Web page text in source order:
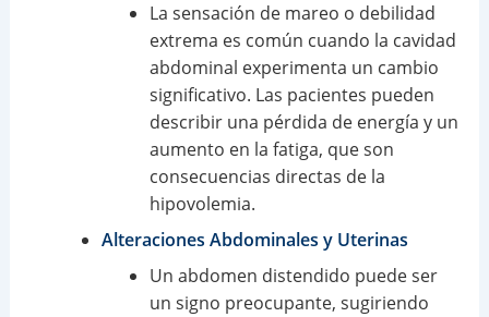
La sensación de mareo o debilidad
extrema es común cuando la cavidad
abdominal experimenta un cambio
significativo. Las pacientes pueden
describir una pérdida de energía y un
aumento en la fatiga, que son
consecuencias directas de la
hipovolemia.
Alteraciones Abdominales y Uterinas
Un abdomen distendido puede ser
un signo preocupante, sugiriendo